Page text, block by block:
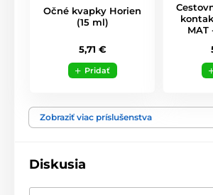
Očné kvapky Horien
(15 ml)
5,71 €
Pridať
MAT
Zobraziť viac príslušenstva
Diskusia